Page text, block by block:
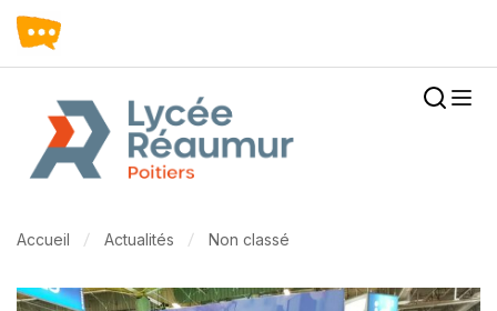
Accueil Actualités Non classé